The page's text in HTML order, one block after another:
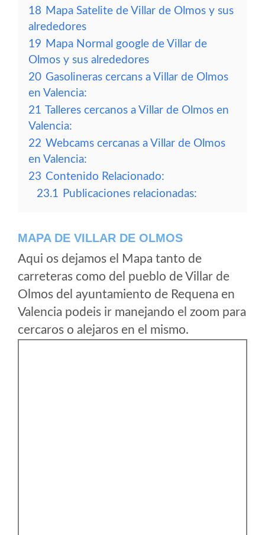
18 Mapa Satelite de Villar de Olmos y sus
alrededores
19 Mapa Normal google de Villar de
Olmos y sus alrededores
20 Gasolineras cercans a Villar de Olmos
en Valencia:
21 Talleres cercanos a Villar de Olmos en
Valencia:
22 Webcams cercanas a Villar de Olmos
en Valencia:
23 Contenido Relacionado:
23.1 Publicaciones relacionadas:
MAPA DE VILLAR DE OLMOS
Aqui os dejamos el Mapa tanto de
carreteras como del pueblo de Villar de
Olmos del ayuntamiento de Requena en
Valencia podeis ir manejando el zoom para
cercaros o alejaros en el mismo.